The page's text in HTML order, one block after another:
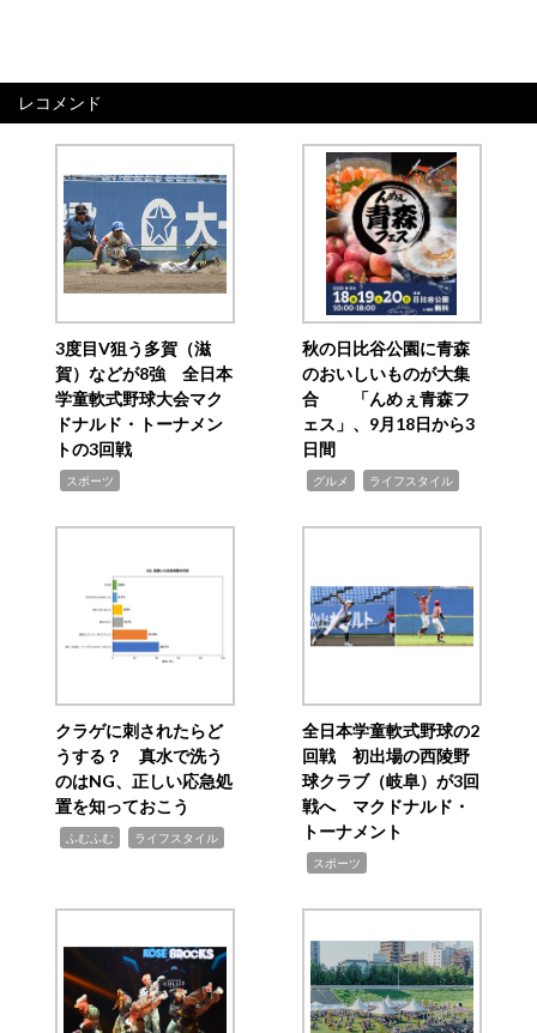
レコメンド
3度目V狙う多賀（滋
賀）などが8強 全日本
学童軟式野球大会マク
ドナルド・トーナメン
トの3回戦
スポーツ
秋の日比谷公園に青森
のおいしいものが大集
合 「んめぇ青森フ
ェス」、9月18日から3
日間
グルメ ライフスタイル
クラゲに刺されたらど
うする？ 真水で洗う
のはNG、正しい応急処
置を知っておこう
ふむふむ ライフスタイル
全日本学童軟式野球の2
回戦 初出場の西陵野
球クラブ（岐阜）が3回
戦へ マクドナルド・
トーナメント
スポーツ